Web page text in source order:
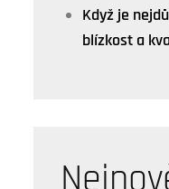
Když je
blízkost a